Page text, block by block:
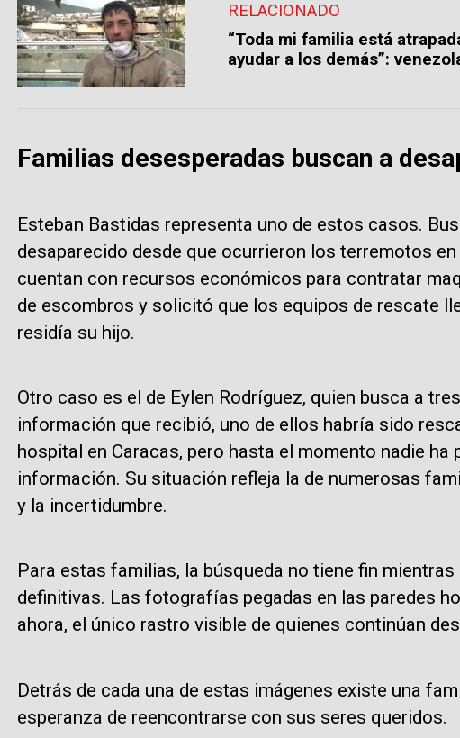
RELACIONADO
“Toda mi familia está
ayudar a los demás”:
Familias desesperadas buscan a
Esteban Bastidas representa uno de estos casos.
desaparecido desde que ocurrieron los terremotos
cuentan con recursos económicos para contratar
de escombros y solicitó que los equipos de rescate
residía su hijo.
Otro caso es el de Eylen Rodríguez, quien busca a
información que recibió, uno de ellos habría sido
hospital en Caracas, pero hasta el momento nadie ha
información. Su situación refleja la de numerosas
y la incertidumbre.
Para estas familias, la búsqueda no tiene fin
definitivas. Las fotografías pegadas en las paredes
ahora, el único rastro visible de quienes continúan
Detrás de cada una de estas imágenes existe una
esperanza de reencontrarse con sus seres queridos.